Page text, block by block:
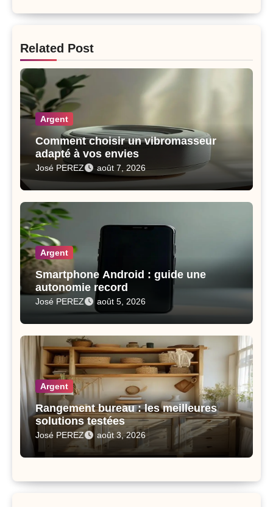
Related Post
Argent
Comment choisir un vibromasseur
adapté à vos envies
José PEREZ août 7, 2026
Argent
Smartphone Android : guide une
autonomie record
José PEREZ août 5, 2026
Argent
Rangement bureau : les meilleures
solutions testées
José PEREZ août 3, 2026